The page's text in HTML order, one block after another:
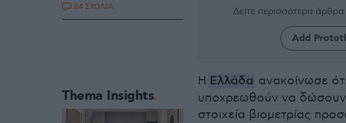
Δείτε περισσότερα
Add
Η Ελλάδα ανακοίνωσε
υποχρεωθούν να δώσουν
στοιχεία βιομετρίας
84 ΣΧΟΛΙΑ
Thema Insights